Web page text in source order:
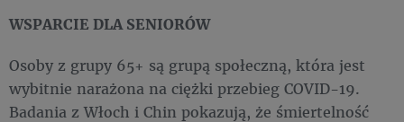
WSPARCIE DLA SENIORÓW
Osoby z grupy 65+ są grupą społeczną, która jest
wybitnie narażona na ciężki przebieg COVID-19.
Badania z Włoch i Chin pokazują, że śmiertelność